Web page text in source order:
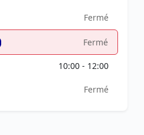
Fermé
Fermé
10:00 - 12:00
Fermé